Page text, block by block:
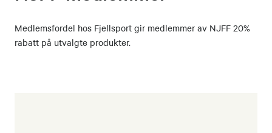
For elektronisk kontakt
ønsker vi at dette sendes
til styret ved å klikke på
Medlemsfordel hos Fjellsport gir medlemmer av NJFF 20%
rabatt på utvalgte produkter.